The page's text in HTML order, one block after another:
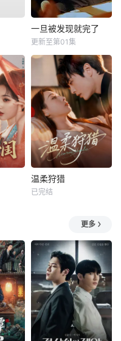
一旦被发现就完了
更新至第01集
温柔狩猎
已完结
更多